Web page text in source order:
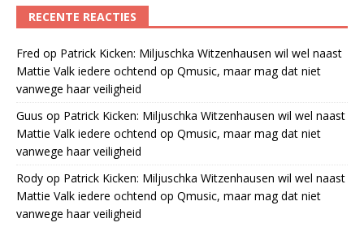
RECENTE REACTIES
Fred op Patrick Kicken: Miljuschka Witzenhausen wil wel naast
Mattie Valk iedere ochtend op Qmusic, maar mag dat niet
vanwege haar veiligheid
Guus op Patrick Kicken: Miljuschka Witzenhausen wil wel naast
Mattie Valk iedere ochtend op Qmusic, maar mag dat niet
vanwege haar veiligheid
Rody op Patrick Kicken: Miljuschka Witzenhausen wil wel naast
Mattie Valk iedere ochtend op Qmusic, maar mag dat niet
vanwege haar veiligheid